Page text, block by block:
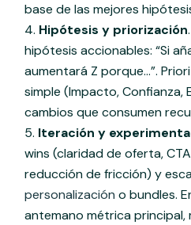
base de las mejores
Hipótesis y priorización
hipótesis accionables: “Si
aumentará Z porque…”.
simple (Impacto, Confianza,
cambios que consumen
Iteración y
wins (claridad de oferta,
reducción de fricción) y
personalización o bundles.
antemano métrica